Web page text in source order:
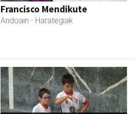
Francisco Mendikute
Andoain - Harategiak